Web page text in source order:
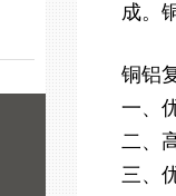
成。
铜铝
一、
二、
三、